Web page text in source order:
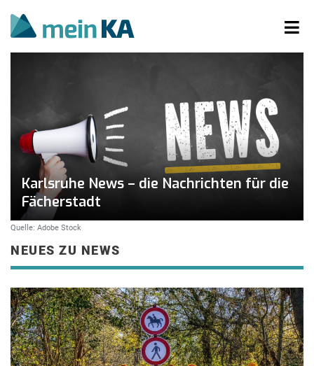
Karlsruhe News – die Nachrichten für die
Fächerstadt
Quelle: Adobe Stock
NEUES ZU NEWS